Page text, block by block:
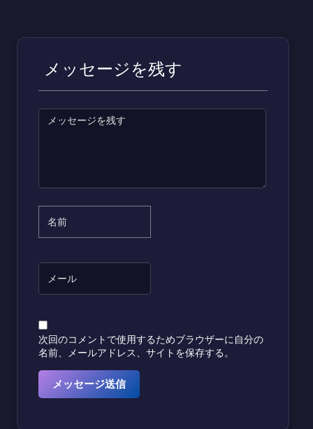
メッセージを残す
次回のコメントで使用するためブラウザーに自分の
名前、メールアドレス、サイトを保存する。